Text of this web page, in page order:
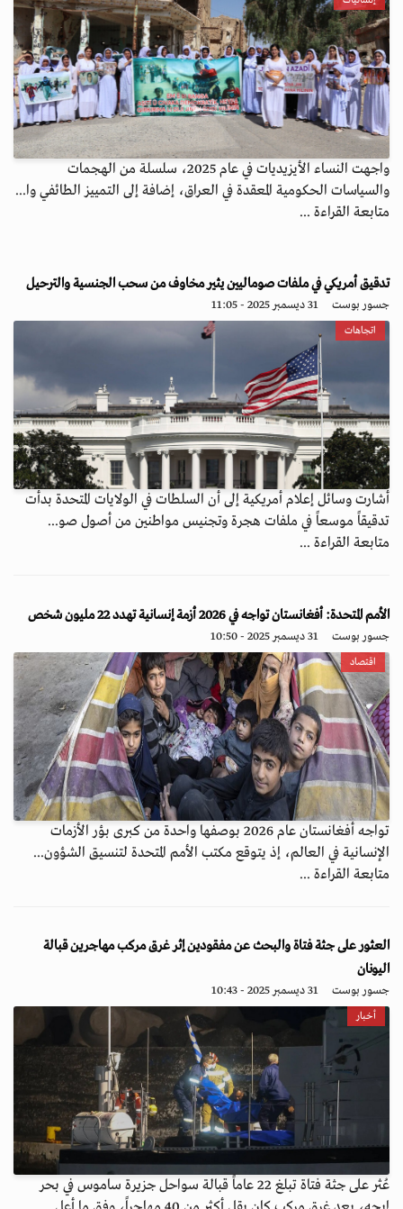
واجهت النساء الأيزيديات في عام 2025، سلسلة من الهجمات
والسياسات الحكومية المعقدة في العراق، إضافة إلى التمييز الطائفي وا...
متابعة القراءة ...
تدقيق أمريكي في ملفات صوماليين يثير مخاوف من سحب الجنسية والترحيل
جسور بوست 31 ديسمبر 2025 - 11:05
اتجاهات
أشارت وسائل إعلام أمريكية إلى أن السلطات في الولايات المتحدة بدأت
تدقيقاً موسعاً في ملفات هجرة وتجنيس مواطنين من أصول صو...
متابعة القراءة ...
الأمم المتحدة: أفغانستان تواجه في 2026 أزمة إنسانية تهدد 22 مليون شخص
جسور بوست 31 ديسمبر 2025 - 10:50
اقتصاد
تواجه أفغانستان عام 2026 بوصفها واحدة من كبرى بؤر الأزمات
الإنسانية في العالم، إذ يتوقع مكتب الأمم المتحدة لتنسيق الشؤون...
متابعة القراءة ...
العثور على جثة فتاة والبحث عن مفقودين إثر غرق مركب مهاجرين قبالة
اليونان
جسور بوست 31 ديسمبر 2025 - 10:43
أخبار
عُثر على جثة فتاة تبلغ 22 عاماً قبالة سواحل جزيرة ساموس في بحر